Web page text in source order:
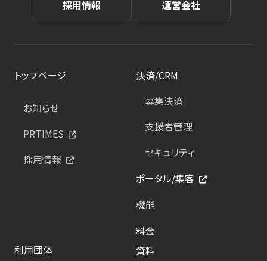
採用情報 運営会社
トップページ
お知らせ
PRTIMES
採用情報
決済/CRM
募集決済
支援者管理
セキュリティ
ポータル/集客
機能
料金
利用団体
資料